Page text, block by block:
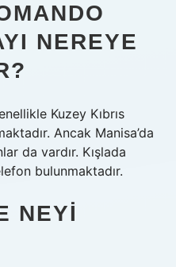
NEREYE
Kuzey Kıbrıs
Ancak Manisa’da
da vardır. Kışlada
bulunmaktadır.
NEYI